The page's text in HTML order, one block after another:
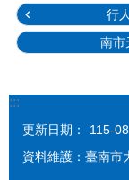
行
南市
:::
更新日期：
115-
資料維護：臺南市